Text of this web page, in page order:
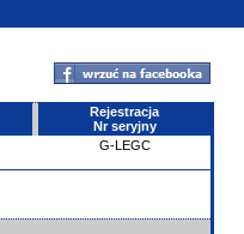
Rejestracja
Nr seryjny
G-LEGC